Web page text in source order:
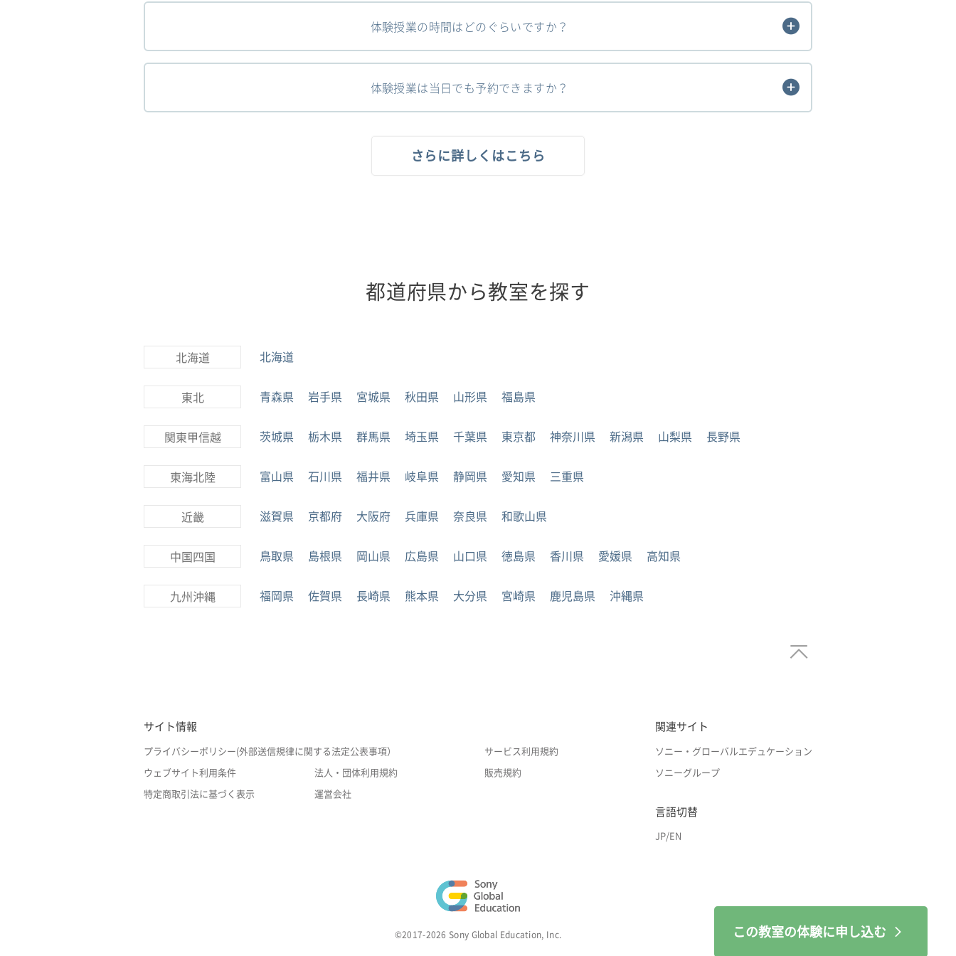
この教室の体験に申し込む
体験授業の時間はどのぐらいですか？
体験授業は当日でも予約できますか？
さらに詳しくはこちら
都道府県から教室を探す
北海道 北海道
東北 青森県 岩手県 宮城県 秋田県 山形県 福島県
関東甲信越 茨城県 栃木県 群馬県 埼玉県 千葉県 東京都 神奈川県 新潟県 山梨県 長野県
東海北陸 富山県 石川県 福井県 岐阜県 静岡県 愛知県 三重県
近畿 滋賀県 京都府 大阪府 兵庫県 奈良県 和歌山県
中国四国 鳥取県 島根県 岡山県 広島県 山口県 徳島県 香川県 愛媛県 高知県
九州沖縄 福岡県 佐賀県 長崎県 熊本県 大分県 宮崎県 鹿児島県 沖縄県
サイト情報
プライバシーポリシー(外部送信規律に関する法定公表事項） サービス利用規約
ウェブサイト利用条件 法人・団体利用規約 販売規約
特定商取引法に基づく表示 運営会社
関連サイト
ソニー・グローバルエデュケーション
ソニーグループ
言語切替
JP/EN
©2017-2026 Sony Global Education, Inc.